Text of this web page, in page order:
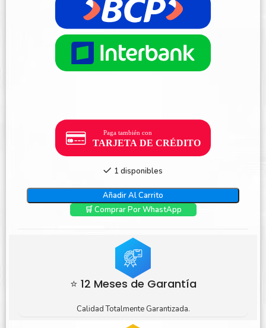
1 disponibles
Añadir Al Carrito
🛒 Comprar Por WhastApp
⭐ 12 Meses de Garantía
Calidad Totalmente Garantizada.